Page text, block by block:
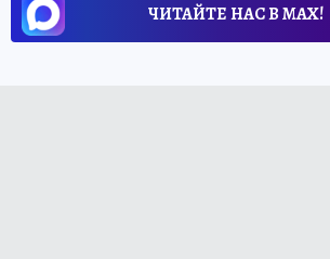
ЧИТАЙТЕ НАС В МАХ!